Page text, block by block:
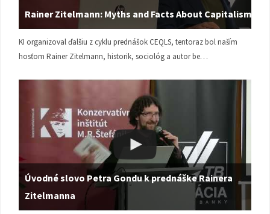
Rainer Zitelmann: Myths and Facts About Capitalism
KI organizoval ďalšiu z cyklu prednášok CEQLS, tentoraz bol naším
hosťom Rainer Zitelmann, historik, sociológ a autor be…
Úvodné slovo Petra Gondu k prednáške Rainera
Zitelmanna